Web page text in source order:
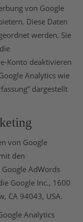
von Google
Diese Daten
werden. Sie
Konto deaktivieren
Analytics wie
dargestellt
von Google
den
AdWords
Google Inc., 1600
CA 94043, USA.
Analytics